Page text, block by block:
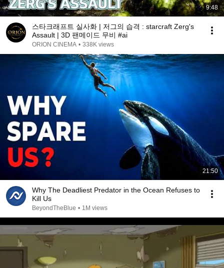
9:48
스타크래프트 실사화 | 저그의 습격 : starcraft Zerg's
Assault | 3D 팬메이드 무비 #ai
ORION CINEMA • 338K views
21:50
Why The Deadliest Predator in the Ocean Refuses to
Kill Us
BeyondTheBlue • 1M views